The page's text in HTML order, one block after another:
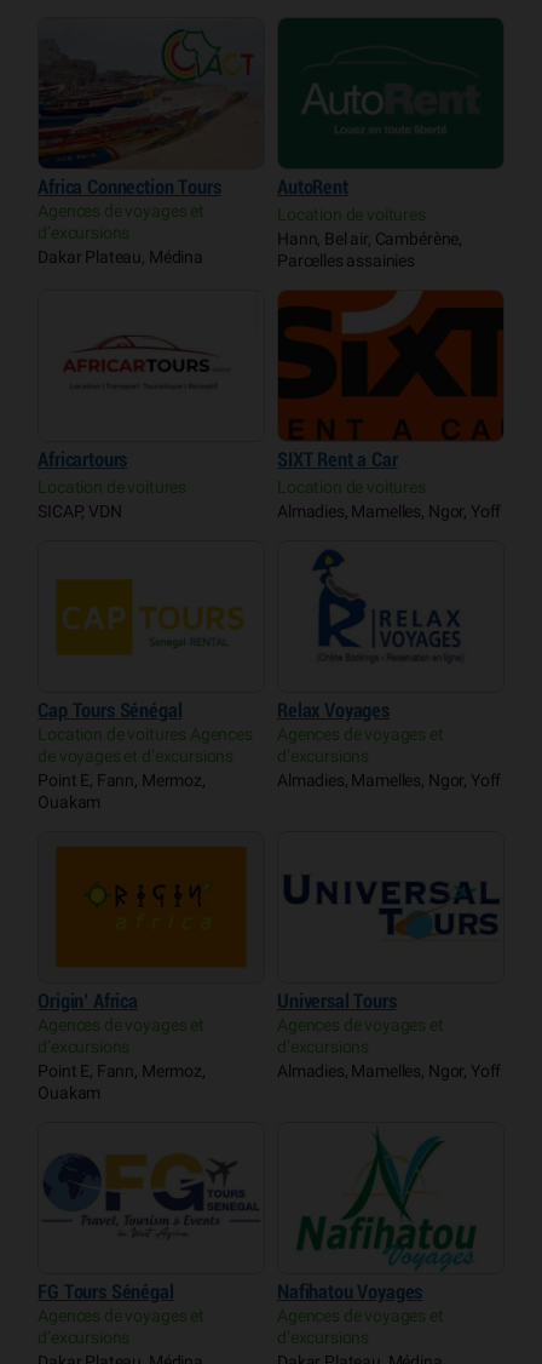
Africa Connection Tours
Agences de voyages et
d’excursions
Dakar Plateau, Médina
AutoRent
Location de voitures
Hann, Bel air, Cambérène,
Parcelles assainies
Africartours
Location de voitures
SICAP, VDN
SIXT Rent a Car
Location de voitures
Almadies, Mamelles, Ngor, Yoff
Cap Tours Sénégal
Location de voitures Agences
de voyages et d’excursions
Point E, Fann, Mermoz,
Ouakam
Relax Voyages
Agences de voyages et
d’excursions
Almadies, Mamelles, Ngor, Yoff
Origin’ Africa
Agences de voyages et
d’excursions
Point E, Fann, Mermoz,
Ouakam
Universal Tours
Agences de voyages et
d’excursions
Almadies, Mamelles, Ngor, Yoff
FG Tours Sénégal
Agences de voyages et
d’excursions
Nafihatou Voyages
Agences de voyages et
d’excursions